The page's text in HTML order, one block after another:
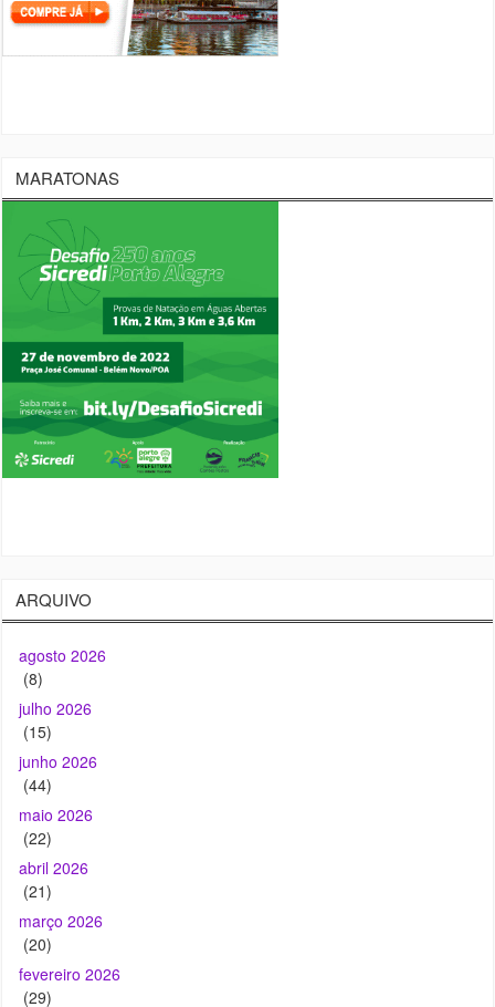
MARATONAS
ARQUIVO
agosto 2026
(8)
julho 2026
(15)
junho 2026
(44)
maio 2026
(22)
abril 2026
(21)
março 2026
(20)
fevereiro 2026
(29)